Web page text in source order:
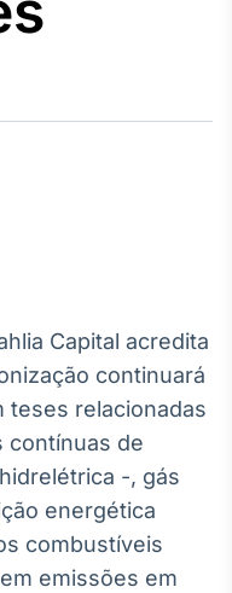
de
elétrica
Brasil
Label
Capital acredita
continuará
teses relacionadas
contínuas de
-, gás
energética
combustíveis
emissões em